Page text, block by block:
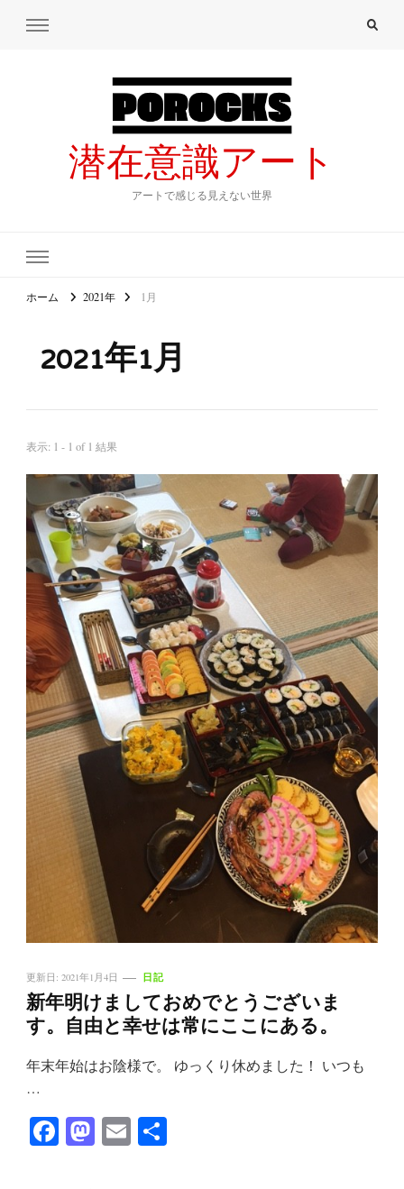
潜在意識アート
アートで感じる見えない世界
ホーム 2021年 1月
2021年1月
表示: 1 - 1 of 1 結果
更新日: 2021年1月4日 日記
新年明けましておめでとうございま
す。自由と幸せは常にここにある。
年末年始はお陰様で。 ゆっくり休めました！ いつも
…
Facebook
Mastodon
Email